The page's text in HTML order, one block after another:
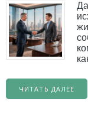
ЧИТАТЬ ДАЛЕЕ